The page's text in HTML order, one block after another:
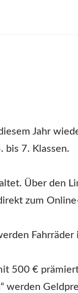
Jahr
bis 7. Klassen.
Über den
zum
500 €
werden